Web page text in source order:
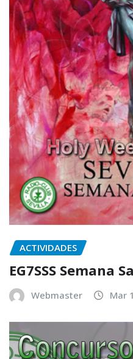
ACTIVIDADES
EG7SSS Semana
Webmaster Mar